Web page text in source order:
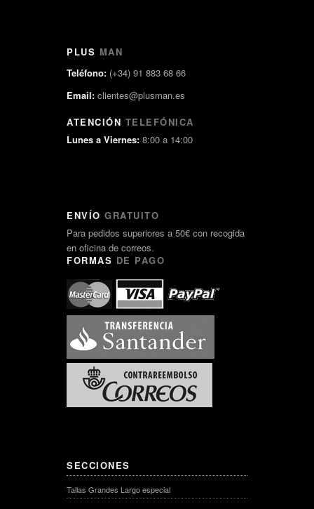
PLUS MAN
Teléfono: (+34) 91 883 68 66
Email: clientes@plusman.es
ATENCIÓN TELEFÓNICA
Lunes a Viernes: 8:00 a 14:00
ENVÍO GRATUITO
Para pedidos superiores a 50€ con recogida
en oficina de correos.
FORMAS DE PAGO
SECCIONES
Tallas Grandes Largo especial